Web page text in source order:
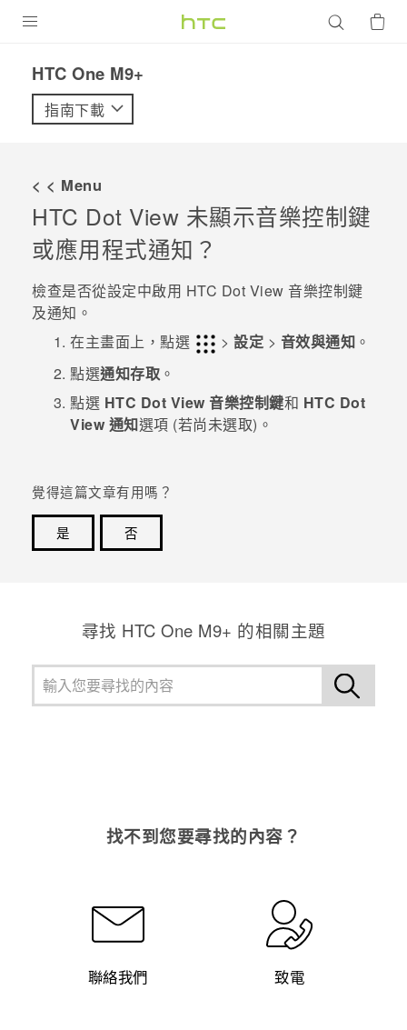
VIVE
VIVERSE
優惠專區
焦點訊息
銷售門市
銷售通路
VIVELAND
HTC One M9+‎
指南下載
< < Menu
HTC Dot View 未顯示音樂控制鍵
或應用程式通知？
檢查是否從設定中啟用 HTC Dot View 音樂控制鍵
及通知。
在主畫面上，點選 > 設定 > 音效與通知 。
點選通知存取 。
點選 HTC Dot View 音樂控制鍵和 HTC Dot
View 通知選項 (若尚未選取)。
覺得這篇文章有用嗎？
是
否
尋找 HTC One M9+ 的相關主題
找不到您要尋找的內容？
聯絡我們 致電